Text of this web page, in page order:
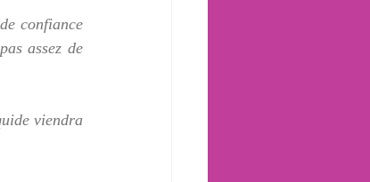
confiance
assez de
viendra